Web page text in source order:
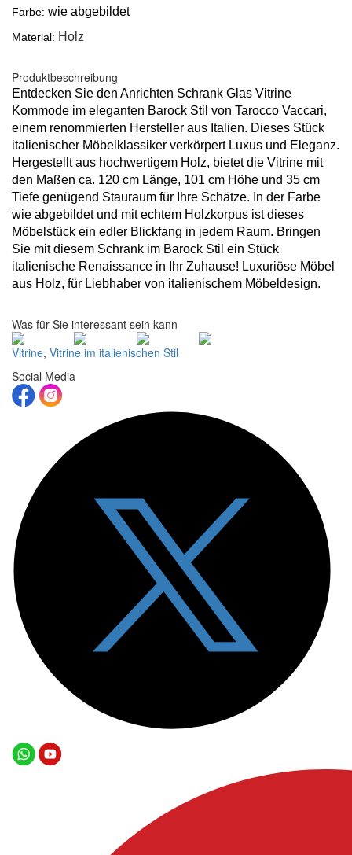
Farbe: wie abgebildet
Material: Holz
Produktbeschreibung
Entdecken Sie den Anrichten Schrank Glas Vitrine
Kommode im eleganten Barock Stil von Tarocco Vaccari,
einem renommierten Hersteller aus Italien. Dieses Stück
italienischer Möbelklassiker verkörpert Luxus und Eleganz.
Hergestellt aus hochwertigem Holz, bietet die Vitrine mit
den Maßen ca. 120 cm Länge, 101 cm Höhe und 35 cm
Tiefe genügend Stauraum für Ihre Schätze. In der Farbe
wie abgebildet und mit echtem Holzkorpus ist dieses
Möbelstück ein edler Blickfang in jedem Raum. Bringen
Sie mit diesem Schrank im Barock Stil ein Stück
italienische Renaissance in Ihr Zuhause! Luxuriöse Möbel
aus Holz, für Liebhaber von italienischem Möbeldesign.
Was für Sie interessant sein kann
Vitrine, Vitrine im italienischen Stil
Social Media